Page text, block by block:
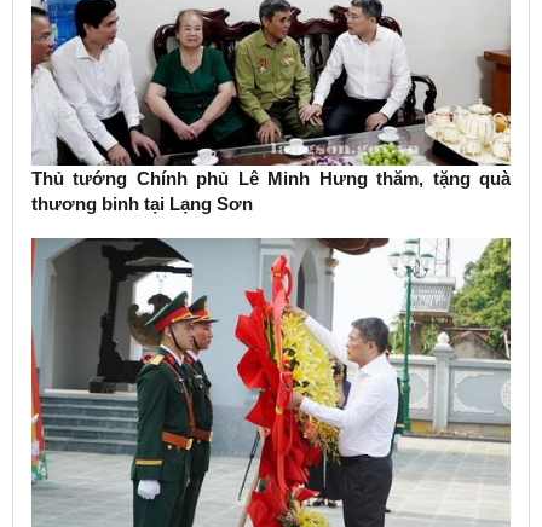
Thủ tướng Chính phủ Lê Minh Hưng thăm, tặng quà
thương binh tại Lạng Sơn